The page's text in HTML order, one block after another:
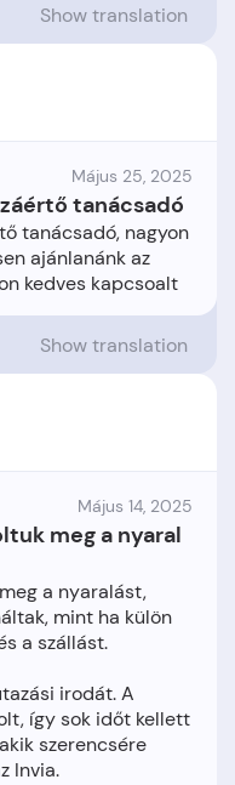
Show translation
Május 25, 2025
tanácsadó
tanácsadó, nagyon
ajánlanánk az
Show translation
Május 14, 2025
meg a nyaral
a nyaralást,
mint ha külön
a szállást.
irodát. A
így sok időt kellett
szerencsére
Invia.